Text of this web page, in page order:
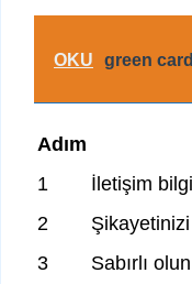
OKU green
Adım
1
İletişim
2
Şikayetinizi
3
Sabırlı